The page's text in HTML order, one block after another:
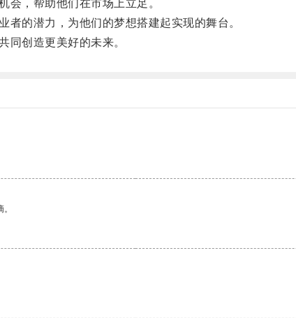
，帮助他们在市场上立足。
的潜力，为他们的梦想搭建起实现的舞台。
创造更美好的未来。